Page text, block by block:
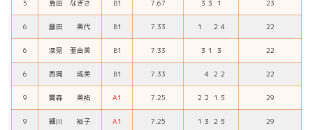
5 島田 なぎさ B1 7.67 ３３ １ 23
6 藤田 美代 B1 7.33 １ ２４ 22
6 深見 亜由美 B1 7.33 ３１ ３ 22
6 西岡 成美 B1 7.33 ４ ２２ 22
9 實森 美祐 A1 7.25 ２２ １５ 29
9 細川 裕子 A1 7.25 １３ ２５ 29